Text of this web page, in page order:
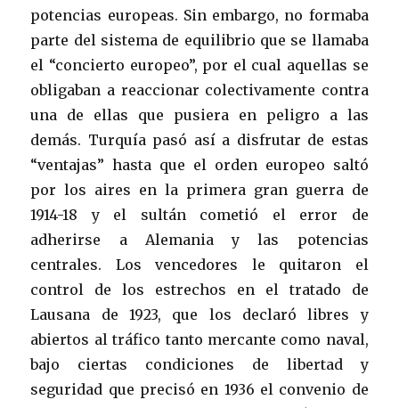
potencias europeas. Sin embargo, no formaba
parte del sistema de equilibrio que se llamaba
el “concierto europeo”, por el cual aquellas se
obligaban a reaccionar colectivamente contra
una de ellas que pusiera en peligro a las
demás. Turquía pasó así a disfrutar de estas
“ventajas” hasta que el orden europeo saltó
por los aires en la primera gran guerra de
1914-18 y el sultán cometió el error de
adherirse a Alemania y las potencias
centrales. Los vencedores le quitaron el
control de los estrechos en el tratado de
Lausana de 1923, que los declaró libres y
abiertos al tráfico tanto mercante como naval,
bajo ciertas condiciones de libertad y
seguridad que precisó en 1936 el convenio de